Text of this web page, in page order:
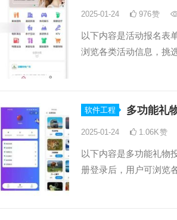
2025-01-24 976赞
以下内容是活动报名表
浏览各类活动信息，挑
软件工程 多功能礼
2025-01-24 1.06K赞
以下内容是多功能礼物
册登录后，用户可浏览